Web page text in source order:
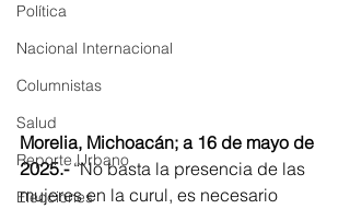
Política
Nacional Internacional
Columnistas
Salud
Reporte Urbano
Elecciones
Morelia, Michoacán; a 16 de mayo de
2025.- “No basta la presencia de las
mujeres en la curul, es necesario